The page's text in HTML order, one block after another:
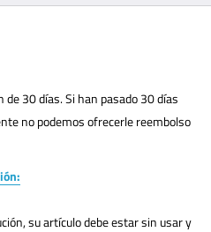
estándar con todos los
descargar su paquete o solicitar
la entrega tradicional de UPS o
o cualquier daño
embarque. No podemos aceptar
sin una nota en el
debe estar presente en todas
UPS, FedEx, USPS. Depende del
30 días. Si han pasado 30 días
no podemos ofrecerle reembolso
su artículo debe estar sin usar y